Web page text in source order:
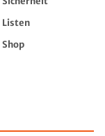
Listen
Shop